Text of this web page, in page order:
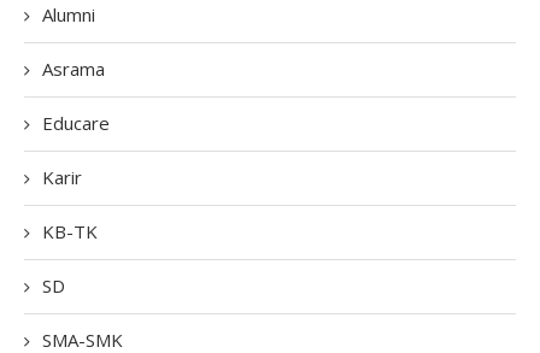
Alumni
Asrama
Educare
Karir
KB-TK
SD
SMA-SMK